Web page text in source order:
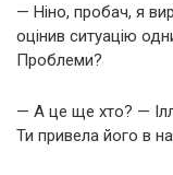
— Ніно, пробач, я
оцінив ситуацію
Проблеми?
— А це ще хто? —
Ти привела його в